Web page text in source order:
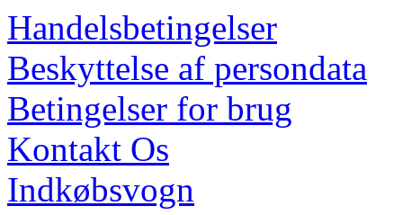
Handelsbetingelser
Beskyttelse af persondata
Betingelser for brug
Kontakt Os
Indkøbsvogn